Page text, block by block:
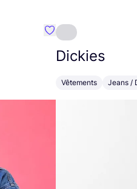
Préféré {nom}
Dickies
Vêtements Jeans /